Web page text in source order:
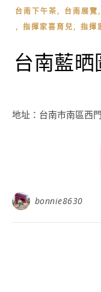
台南下午茶, 台南展覽,
, 指揮家喜育兒, 指揮
台南藍
地址：台南市南區西
bonnie8630